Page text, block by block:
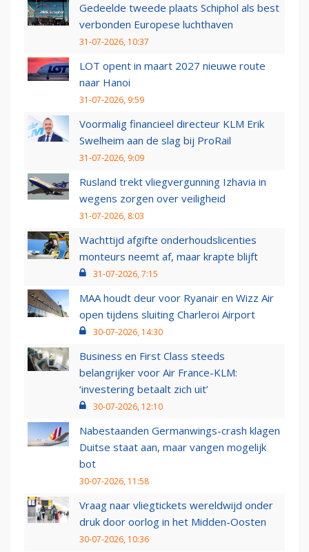
Gedeelde tweede plaats Schiphol als best
verbonden Europese luchthaven
31-07-2026, 10:37
LOT opent in maart 2027 nieuwe route
naar Hanoi
31-07-2026, 9:59
Voormalig financieel directeur KLM Erik
Swelheim aan de slag bij ProRail
31-07-2026, 9:09
Rusland trekt vliegvergunning Izhavia in
wegens zorgen over veiligheid
31-07-2026, 8:03
Wachttijd afgifte onderhoudslicenties
monteurs neemt af, maar krapte blijft
31-07-2026, 7:15
MAA houdt deur voor Ryanair en Wizz Air
open tijdens sluiting Charleroi Airport
30-07-2026, 14:30
Business en First Class steeds
belangrijker voor Air France-KLM:
‘investering betaalt zich uit’
30-07-2026, 12:10
Nabestaanden Germanwings-crash klagen
Duitse staat aan, maar vangen mogelijk
bot
30-07-2026, 11:58
Vraag naar vliegtickets wereldwijd onder
druk door oorlog in het Midden-Oosten
30-07-2026, 10:36